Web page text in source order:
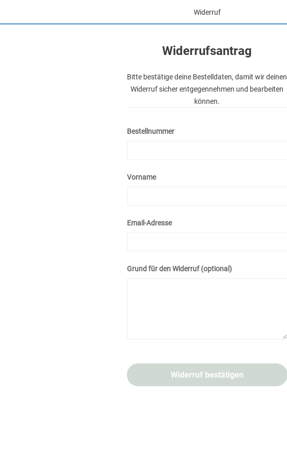
Widerruf
Widerrufsantrag
Bitte bestätige deine Bestelldaten, damit wir deinen
Widerruf sicher entgegennehmen und bearbeiten
können.
Bestellnummer
Vorname
Email-Adresse
Grund für den Widerruf (optional)
Widerruf bestätigen